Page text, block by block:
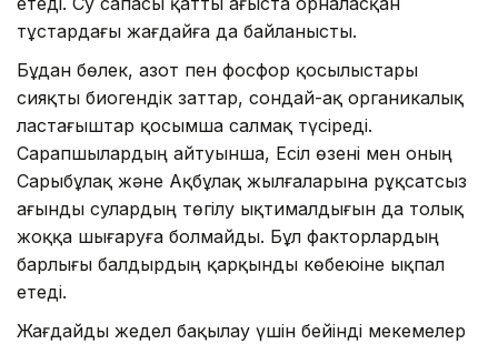
тұстардағы жағдайға да байланысты.
Бұдан бөлек, азот пен фосфор қосылыстары
сияқты биогендік заттар, сондай-ақ органикалық
ластағыштар қосымша салмақ түсіреді.
Сарапшылардың айтуынша, Есіл өзені мен оның
Сарыбұлақ және Ақбұлақ жылғаларына рұқсатсыз
ағынды сулардың төгілу ықтималдығын да толық
жоққа шығаруға болмайды. Бұл факторлардың
барлығы балдырдың қарқынды көбеюіне ықпал
етеді.
Жағдайды жедел бақылау үшін бейінді мекемелер